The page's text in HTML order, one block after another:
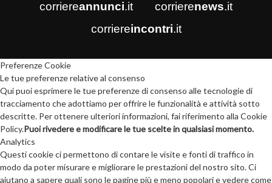
corriereannunci.it corrierenews.it
corriereincontri.it
Preferenze Cookie
Le tue preferenze relative al consenso
Qui puoi esprimere le tue preferenze di consenso alle tecnologie di
tracciamento che adottiamo per offrire le funzionalità e attività sotto
descritte. Per ottenere ulteriori informazioni, fai riferimento alla Cookie
Policy.Puoi rivedere e modificare le tue scelte in qualsiasi momento.
Analytics
Questi cookie ci permettono di contare le visite e fonti di traffico in
modo da poter misurare e migliorare le prestazioni del nostro sito. Ci
aiutano a sapere quali sono le pagine più e meno popolari e vedere come